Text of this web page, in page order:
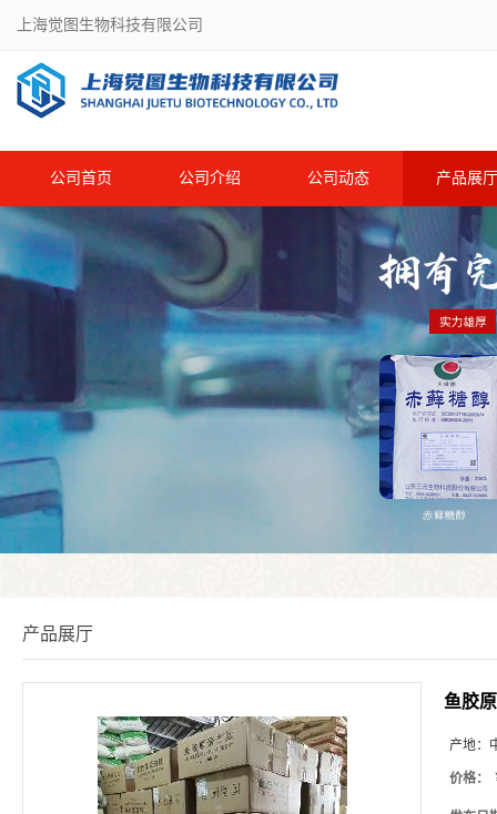
上海觉图生物科技有限公司
公司首页 公司介绍 公司动态 产品展厅
产品展厅
鱼胶
产地：
价格：